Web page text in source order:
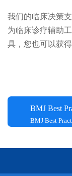
我们的临床决策
为临床诊疗辅助
具，您也可以获
BMJ Best
BMJ Best